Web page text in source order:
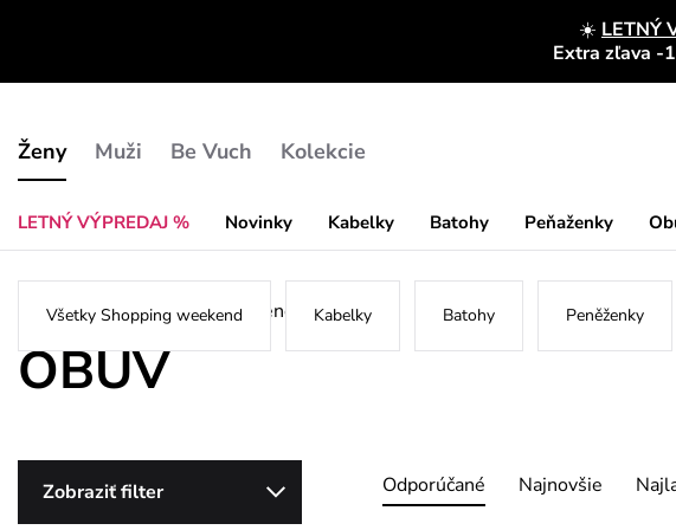
☀️ LETNÝ
Extra zľava -
Ženy
LETNÝ VÝPREDAJ % Novinky Kabelky Batohy Peňaženky
Muži Be Vuch Kolekcie
Home/New/Shopping weekend Obuv
OBUV
Všetky Shopping weekend Kabelky Batohy Peněženky
Zobraziť filter Odporúčané Najnovšie